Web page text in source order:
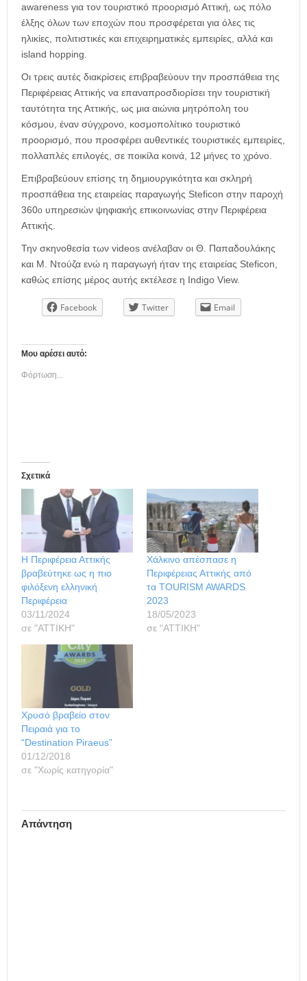
awareness για τον τουριστικό προορισμό Αττική, ως πόλο
έλξης όλων των εποχών που προσφέρεται για όλες τις
ηλικίες, πολιτιστικές και επιχειρηματικές εμπειρίες, αλλά και
island hopping.
Οι τρεις αυτές διακρίσεις επιβραβεύουν την προσπάθεια της
Περιφέρειας Αττικής να επαναπροσδιορίσει την τουριστική
ταυτότητα της Αττικής, ως μια αιώνια μητρόπολη του
κόσμου, έναν σύγχρονο, κοσμοπολίτικο τουριστικό
προορισμό, που προσφέρει αυθεντικές τουριστικές εμπειρίες,
πολλαπλές επιλογές, σε ποικίλα κοινά, 12 μήνες το χρόνο.
Επιβραβεύουν επίσης τη δημιουργικότητα και σκληρή
προσπάθεια της εταιρείας παραγωγής Steficon στην παροχή
360ο υπηρεσιών ψηφιακής επικοινωνίας στην Περιφέρεια
Αττικής.
Την σκηνοθεσία των videos ανέλαβαν οι Θ. Παπαδουλάκης
και Μ. Ντούζα ενώ η παραγωγή ήταν της εταιρείας Steficon,
καθώς επίσης μέρος αυτής εκτέλεσε η Indigo View.
Facebook Twitter Email
Μου αρέσει αυτό:
Φόρτωση...
Σχετικά
Η Περιφέρεια Αττικής
βραβεύτηκε ως η πιο
φιλόξενη ελληνική
Περιφέρεια
03/11/2024
σε "ΑΤΤΙΚΗ"
Χάλκινο απέσπασε η
Περιφέρειας Αττικής από
τα TOURISM AWARDS
2023
18/05/2023
σε "ΑΤΤΙΚΗ"
Χρυσό βραβείο στον
Πειραιά για το
“Destination Piraeus”
01/12/2018
σε "Χωρίς κατηγορία"
Απάντηση